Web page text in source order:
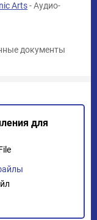
Arts- Аудио-
документы
для